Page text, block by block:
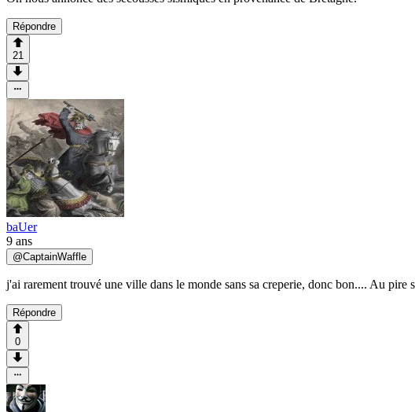
Répondre
21
baUer
9 ans
@CaptainWaffle
j'ai rarement trouvé une ville dans le monde sans sa creperie, donc bon.... Au pire
Répondre
0